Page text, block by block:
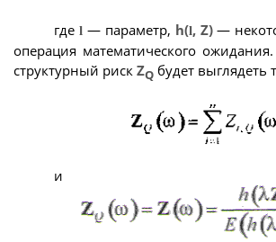
где l— параметр, h(l, Z)—
операция математического ожидания.
структурный риск ZQ будет выглядеть
и